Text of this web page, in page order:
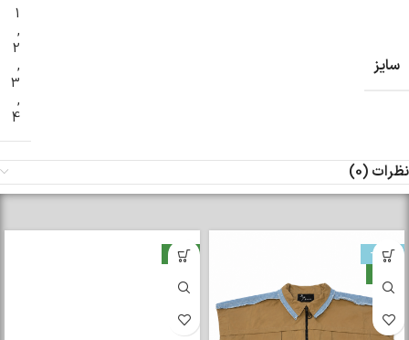
سایز
1
,
2
,
3
,
4
نظرات (0)
-33%
جدید